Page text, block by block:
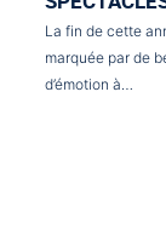
La fin de cette
marquée par de
d’émotion à…